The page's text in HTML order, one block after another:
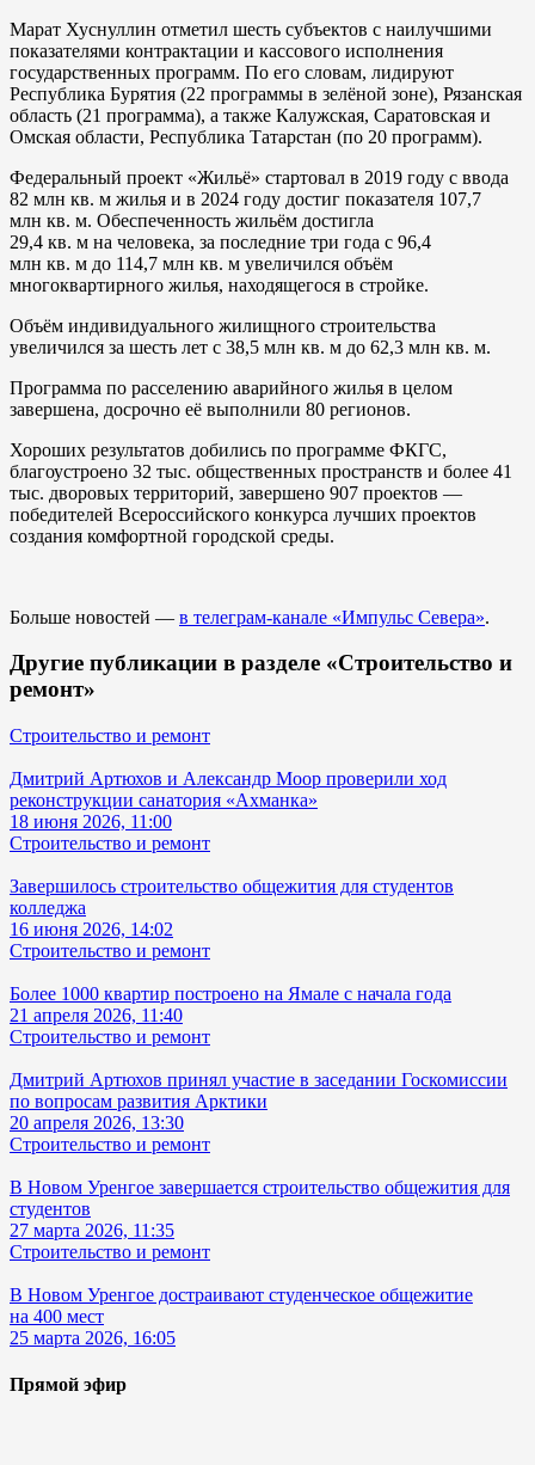
Марат Хуснуллин отметил шесть субъектов с наилучшими
показателями контрактации и кассового исполнения
государственных программ. По его словам, лидируют
Республика Бурятия (22 программы в зелёной зоне), Рязанская
область (21 программа), а также Калужская, Саратовская и
Омская области, Республика Татарстан (по 20 программ).
Федеральный проект «Жильё» стартовал в 2019 году с ввода
82 млн кв. м жилья и в 2024 году достиг показателя 107,7
млн кв. м. Обеспеченность жильём достигла
29,4 кв. м на человека, за последние три года с 96,4
млн кв. м до 114,7 млн кв. м увеличился объём
многоквартирного жилья, находящегося в стройке.
Объём индивидуального жилищного строительства
увеличился за шесть лет с 38,5 млн кв. м до 62,3 млн кв. м.
Программа по расселению аварийного жилья в целом
завершена, досрочно её выполнили 80 регионов.
Хороших результатов добились по программе ФКГС,
благоустроено 32 тыс. общественных пространств и более 41
тыс. дворовых территорий, завершено 907 проектов —
победителей Всероссийского конкурса лучших проектов
создания комфортной городской среды.
Больше новостей — в телеграм-канале «Импульс Севера».
Другие публикации в разделе «Строительство и
ремонт»
Строительство и ремонт
Дмитрий Артюхов и Александр Моор проверили ход
реконструкции санатория «Ахманка»
18 июня 2026, 11:00
Строительство и ремонт
Завершилось строительство общежития для студентов
колледжа
16 июня 2026, 14:02
Строительство и ремонт
Более 1000 квартир построено на Ямале с начала года
21 апреля 2026, 11:40
Строительство и ремонт
Дмитрий Артюхов принял участие в заседании Госкомиссии
по вопросам развития Арктики
20 апреля 2026, 13:30
Строительство и ремонт
В Новом Уренгое завершается строительство общежития для
студентов
27 марта 2026, 11:35
Строительство и ремонт
В Новом Уренгое достраивают студенческое общежитие
на 400 мест
25 марта 2026, 16:05
Прямой эфир